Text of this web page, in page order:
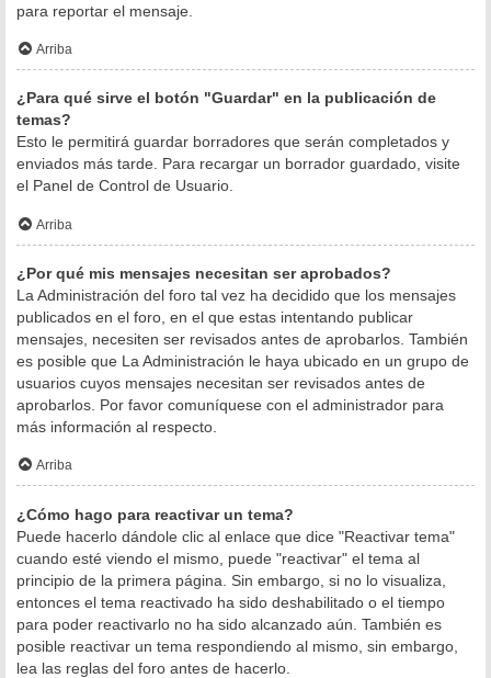
para reportar el mensaje.
Arriba
¿Para qué sirve el botón "Guardar" en la publicación de
temas?
Esto le permitirá guardar borradores que serán completados y
enviados más tarde. Para recargar un borrador guardado, visite
el Panel de Control de Usuario.
Arriba
¿Por qué mis mensajes necesitan ser aprobados?
La Administración del foro tal vez ha decidido que los mensajes
publicados en el foro, en el que estas intentando publicar
mensajes, necesiten ser revisados antes de aprobarlos. También
es posible que La Administración le haya ubicado en un grupo de
usuarios cuyos mensajes necesitan ser revisados antes de
aprobarlos. Por favor comuníquese con el administrador para
más información al respecto.
Arriba
¿Cómo hago para reactivar un tema?
Puede hacerlo dándole clic al enlace que dice "Reactivar tema"
cuando esté viendo el mismo, puede "reactivar" el tema al
principio de la primera página. Sin embargo, si no lo visualiza,
entonces el tema reactivado ha sido deshabilitado o el tiempo
para poder reactivarlo no ha sido alcanzado aún. También es
posible reactivar un tema respondiendo al mismo, sin embargo,
lea las reglas del foro antes de hacerlo.